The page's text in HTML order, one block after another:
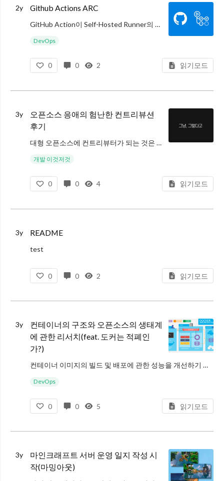
2y Github Actions ARC
GitHub Action이 Self-Hosted Runner의 새로운 공식 피쳐로 ARC라는 것을 제공하기 시작했다. ARC는 Action Runner Controller의 약자인데, 쿠버네티스에 설치되고 관리되며 Action R
DevOps
0 0 2 읽기모드
3y
오픈소스 응애의 험난한 컨트리뷰션
후기
대형 오픈소스에 컨트리뷰터가 되는 것은 언젠가 꼭 한번 쯤 해보고 싶다는 욕망과 함께 마음속 한켠에 고이 간직해 놓고, 오랫동안 외면해 왔던 도전 중 하나였다. 사실 오픈소스에 컨트리뷰션을 한다는 행위 자체는 누군가에겐, '엥 그
개발 이것저것
0 0 4 읽기모드
3y README
test
0 0 2 읽기모드
3y
컨테이너의 구조와 오픈소스의 생태계
에 관한 리서치(feat. 도커는 적폐인
가?)
컨테이너 이미지의 빌드 및 배포에 관한 성능을 개선하기 위해 리서치를 하다보니, 혼자 알기에 너무 재밌는 배경들이 많아서 정리해 보기로 했다. 오늘은 컨테이너와 이미지의 구조 및 원리(특히 파일 시스템과 관련한 부분), 관련 컴포
DevOps
0 0 5 읽기모드
3y
마인크래프트 서버 운영 일지 작성 시
작(마밍아웃)